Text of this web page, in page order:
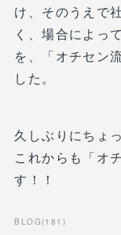
け、そのうえで
く、場合によっ
を、「オチセン
した。
久しぶりにちょ
これからも「オ
す！！
BLOG (181 )